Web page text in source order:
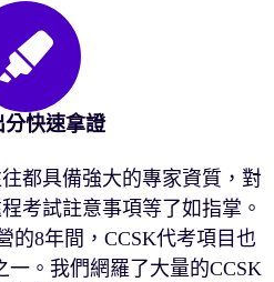
分快速拿證
都具備強大的專家資質，對
考試註意事項等了如指掌。
的8年間，CCSK代考項目也
一。我們網羅了大量的CCSK